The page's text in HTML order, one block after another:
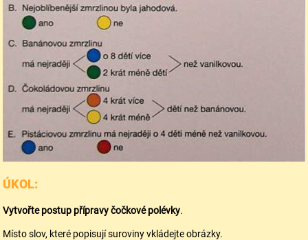
ÚKOL:
Vytvořte postup přípravy čočkové polévky.
Místo slov, které popisují suroviny vkládejte obrázky.